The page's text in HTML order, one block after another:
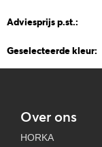
Adviesprijs p.st.:
Geselecteerde kleur:
Over ons
HORKA